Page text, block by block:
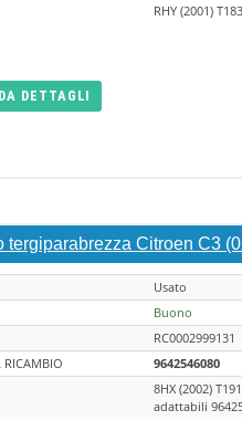
RHY (2001)
DETTAGLI
tergiparabrezza Citroen C3
Usato
Buono
RC0002999131
RICAMBIO
9642546080
8HX (2002)
adattabili